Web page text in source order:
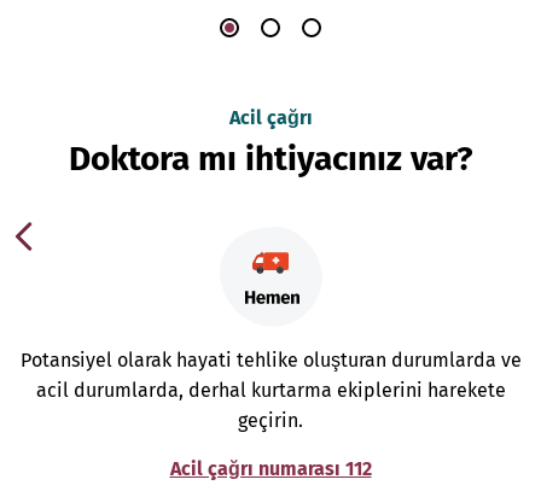
Acil çağrı
Doktora mı ihtiyacınız var?
Potansiyel olarak hayati tehlike oluşturan durumlarda ve
acil durumlarda, derhal kurtarma ekiplerini harekete
geçirin.
Acil çağrı numarası 112